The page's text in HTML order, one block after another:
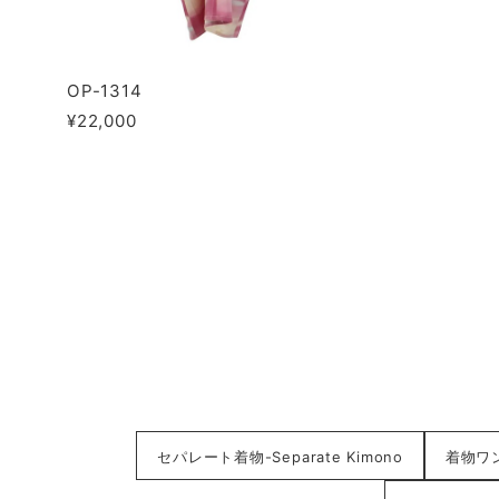
OP-1314
¥22,000
セパレート着物-Separate Kimono 着物ワ